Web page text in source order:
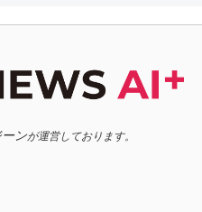
ンが運営しております。